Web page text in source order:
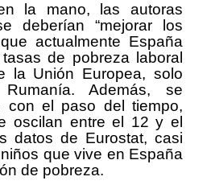
la mano, las autoras
deberían “mejorar los
actualmente España
de pobreza laboral
la Unión Europea, solo
Además, se
con el paso del tiempo,
oscilan entre el 12 y el
datos de Eurostat, casi
que vive en España
de pobreza.